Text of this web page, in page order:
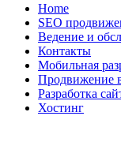
Home
SEO
Ведение и
Контакты
Мобильная
Продвижение
Разработка
Хостинг